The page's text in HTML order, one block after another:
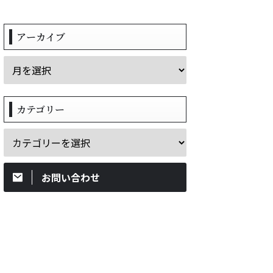
アーカイブ
カテゴリー
お問い合わせ